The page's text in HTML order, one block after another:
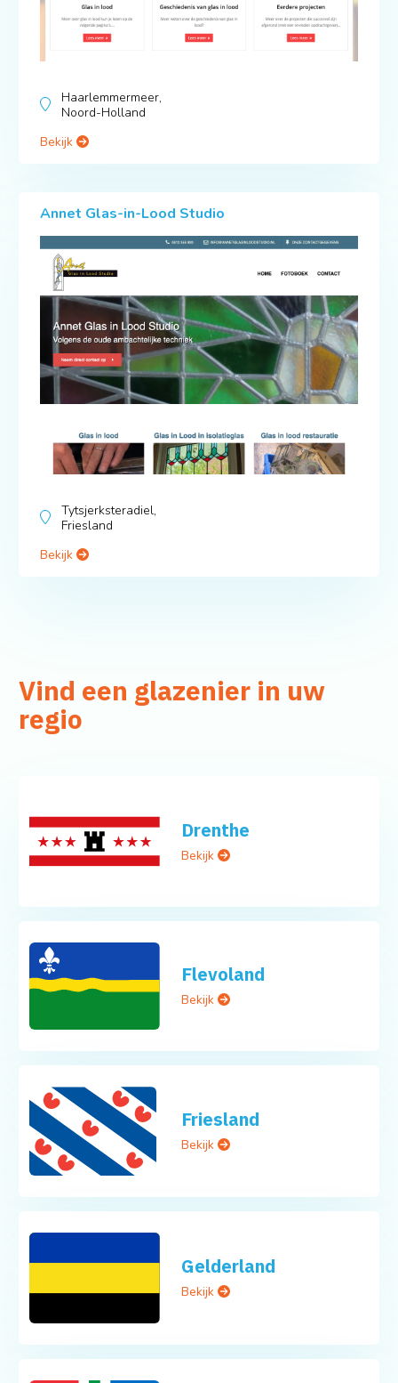
Haarlemmermeer,
Noord-Holland
Bekijk
Annet Glas-in-Lood Studio
Tytsjerksteradiel,
Friesland
Bekijk
Vind een glazenier in uw
regio
Drenthe
Bekijk
Flevoland
Bekijk
Friesland
Bekijk
Gelderland
Bekijk